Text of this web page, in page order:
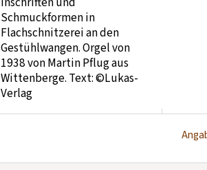
Schmuckformen in
Flachschnitzerei an den
Gestühlwangen. Orgel von
1938 von Martin Pflug aus
Wittenberge. Text: ©Lukas-
Verlag